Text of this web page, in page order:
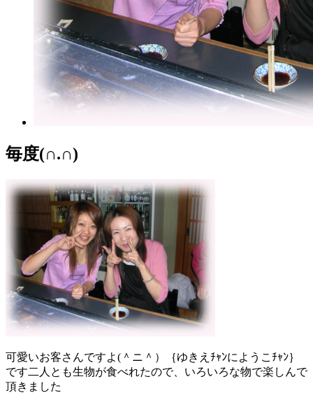
毎度(∩.∩)
可愛いお客さんですよ(＾ニ＾）｛ゆきえﾁｬﾝにようこﾁｬﾝ｝
です二人とも生物が食べれたので、いろいろな物で楽しんで
頂きました